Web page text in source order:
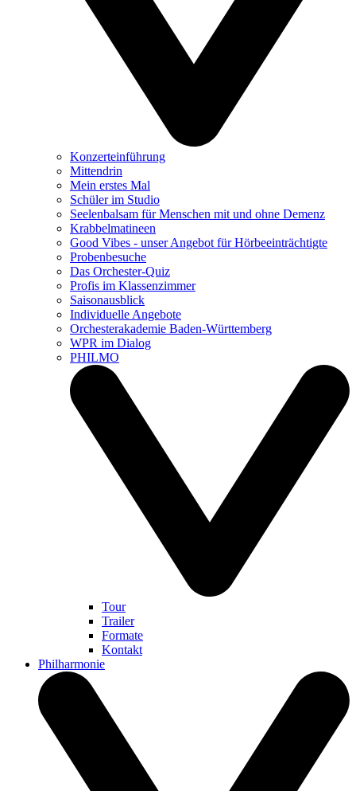
Konzerteinführung
Mittendrin
Mein erstes Mal
Schüler im Studio
Seelenbalsam für Menschen mit und ohne Demenz
Krabbelmatineen
Good Vibes - unser Angebot für Hörbeeinträchtigte
Probenbesuche
Das Orchester-Quiz
Profis im Klassenzimmer
Saisonausblick
Individuelle Angebote
Orchesterakademie Baden-Württemberg
WPR im Dialog
PHILMO
Tour
Trailer
Formate
Kontakt
Philharmonie